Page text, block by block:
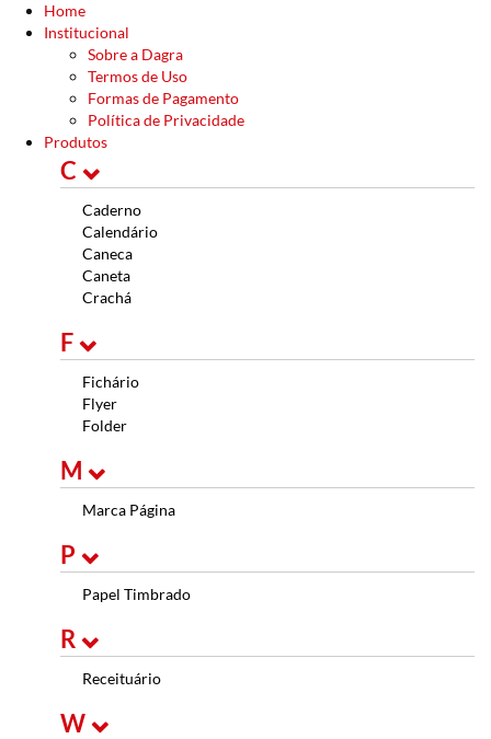
Home
Institucional
Sobre a Dagra
Termos de Uso
Formas de Pagamento
Política de Privacidade
Produtos
C
Caderno
Calendário
Caneca
Caneta
Crachá
F
Fichário
Flyer
Folder
M
Marca Página
P
Papel Timbrado
R
Receituário
W